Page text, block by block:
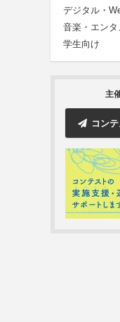
デジタル・
音楽・エン
学生向け
主
コン